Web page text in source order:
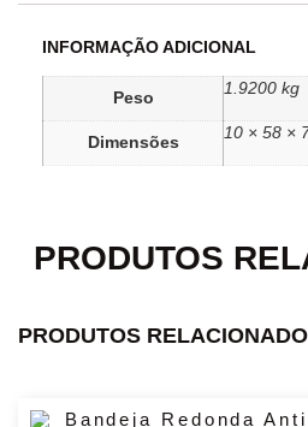
INFORMAÇÃO ADICIONAL
Peso
1.9200 kg
Dimensões
10 × 58 ×
PRODUTOS
PRODUTOS